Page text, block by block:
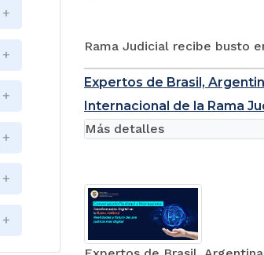
Rama Judicial recibe busto
Expertos de Brasil,
Internacional de la Rama
Más detalles